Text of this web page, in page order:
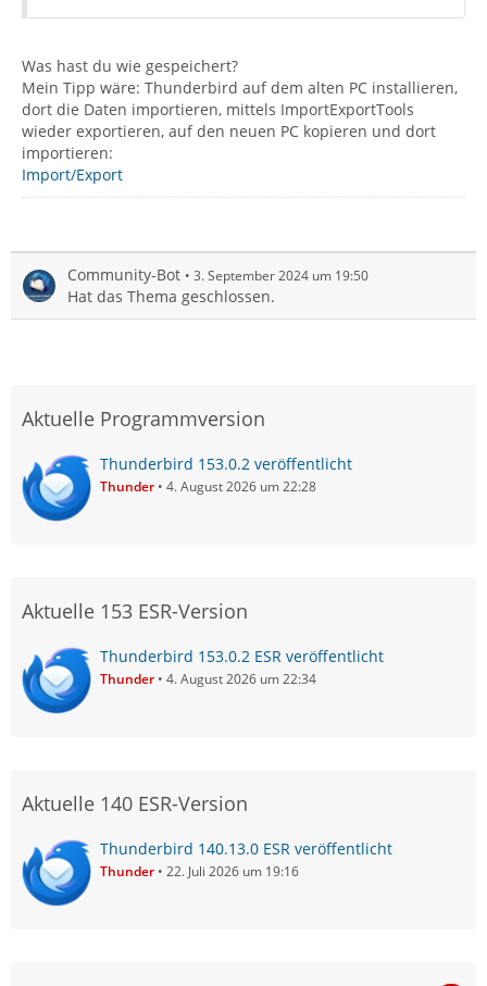
Was hast du wie gespeichert?
Mein Tipp wäre: Thunderbird auf dem alten PC installieren,
dort die Daten importieren, mittels ImportExportTools
wieder exportieren, auf den neuen PC kopieren und dort
importieren:
Import/Export
Community-Bot 3. September 2024 um 19:50
Hat das Thema geschlossen.
Aktuelle Programmversion
Thunderbird 153.0.2 veröffentlicht
Thunder 4. August 2026 um 22:28
Aktuelle 153 ESR-Version
Thunderbird 153.0.2 ESR veröffentlicht
Thunder 4. August 2026 um 22:34
Aktuelle 140 ESR-Version
Thunderbird 140.13.0 ESR veröffentlicht
Thunder 22. Juli 2026 um 19:16